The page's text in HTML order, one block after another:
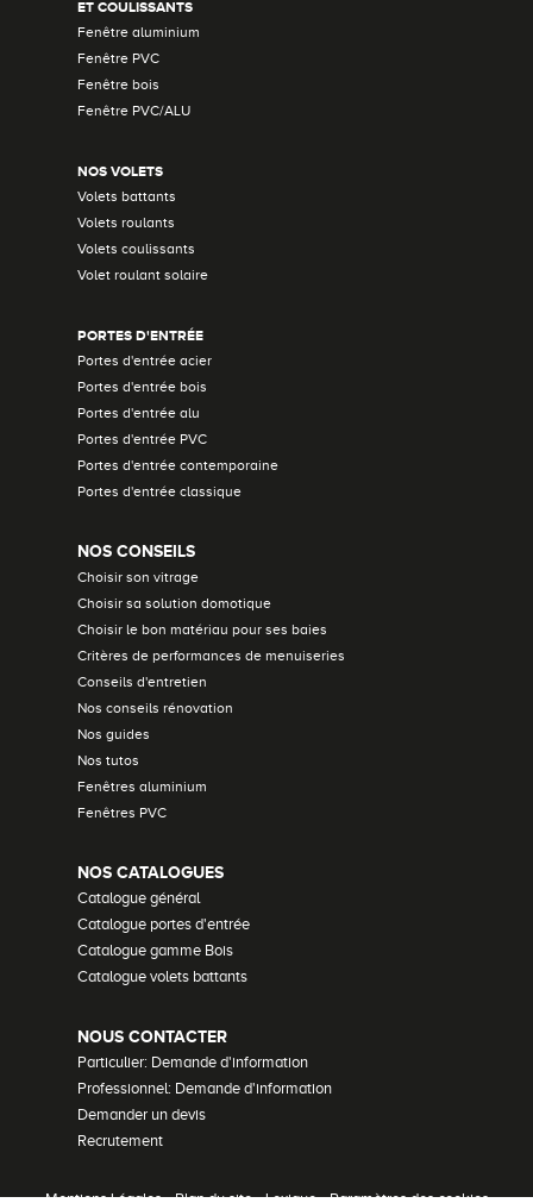
ET COULISSANTS
Fenêtre aluminium
Fenêtre PVC
Fenêtre bois
Fenêtre PVC/ALU
NOS VOLETS
Volets battants
Volets roulants
Volets coulissants
Volet roulant solaire
PORTES D'ENTRÉE
Portes d'entrée acier
Portes d'entrée bois
Portes d'entrée alu
Portes d'entrée PVC
Portes d'entrée contemporaine
Portes d'entrée classique
NOS CONSEILS
Choisir son vitrage
Choisir sa solution domotique
Choisir le bon matériau pour ses baies
Critères de performances de menuiseries
Conseils d'entretien
Nos conseils rénovation
Nos guides
Nos tutos
Fenêtres aluminium
Fenêtres PVC
NOS CATALOGUES
Catalogue général
Catalogue portes d'entrée
Catalogue gamme Bois
Catalogue volets battants
NOUS CONTACTER
Particulier: Demande d'information
Professionnel: Demande d'information
Demander un devis
Recrutement
Mentions Légales•Plan du site•Lexique•Paramètres des cookies